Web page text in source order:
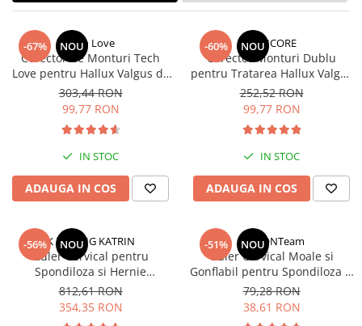
-67% NOU
Tech Love
Corector de Monturi Tech
Love pentru Hallux Valgus de
Zi si Noapte, Universal,
Albastru
303,44 RON
99,77 RON
IN STOC
ADAUGA IN COS
-60% NOU
TENICORE
Corector Monturi Dublu
pentru Tratarea Hallux Valgus
si Indreptarea degetelor la
picioare
252,52 RON
99,77 RON
IN STOC
ADAUGA IN COS
-56% NOU
K LUDWIG KATRIN
Guler Cervical pentru
Spondiloza si Hernie
Cervicala, Dispozitiv pentru
Ameliorarea Durerii Gatului si
a Umerilor
812,61 RON
354,35 RON
-51% NOU
StartONTeam
Guler Cervical Moale si
Gonflabil pentru Spondiloza si
Hernie Cervicala
79,28 RON
38,61 RON